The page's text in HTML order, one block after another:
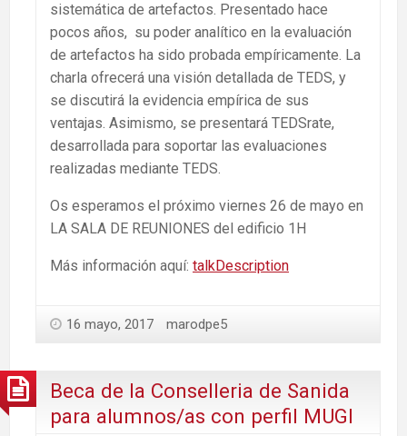
sistemática de artefactos. Presentado hace
pocos años, su poder analítico en la evaluación
de artefactos ha sido probada empíricamente. La
charla ofrecerá una visión detallada de TEDS, y
se discutirá la evidencia empírica de sus
ventajas. Asimismo, se presentará TEDSrate,
desarrollada para soportar las evaluaciones
realizadas mediante TEDS.
Os esperamos el próximo viernes 26 de mayo en
LA SALA DE REUNIONES del edificio 1H
Más información aquí: talkDescription
16 mayo, 2017 marodpe5
Beca de la Conselleria de Sanida
para alumnos/as con perfil MUGI